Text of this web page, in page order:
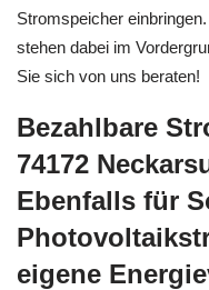
Stromspeicher
stehen dabei im
Sie sich von uns beraten!
Bezahlbare
74172
Ebenfalls für
eigene